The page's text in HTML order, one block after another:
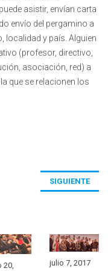
asistir, envían carta
envío del pergamino a
localidad y país. Alguien
(profesor, directivo,
asociación, red) a
que se relacionen los
SIGUIENTE
20,
julio 7, 2017